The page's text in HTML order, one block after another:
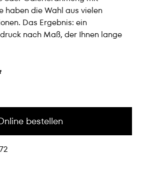
haben die Wahl aus vielen
Das Ergebnis: ein
nach Maß, der Ihnen lange
bestellen